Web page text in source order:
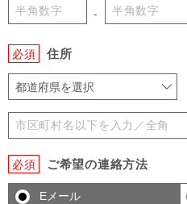
-
必須 住所
都道府県を選択
必須 ご希望の連絡方法
Eメール